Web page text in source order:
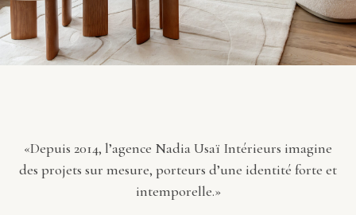
«Depuis 2014, l’agence Nadia Usaï Intérieurs imagine
des projets sur mesure, porteurs d’une identité forte et
intemporelle.»